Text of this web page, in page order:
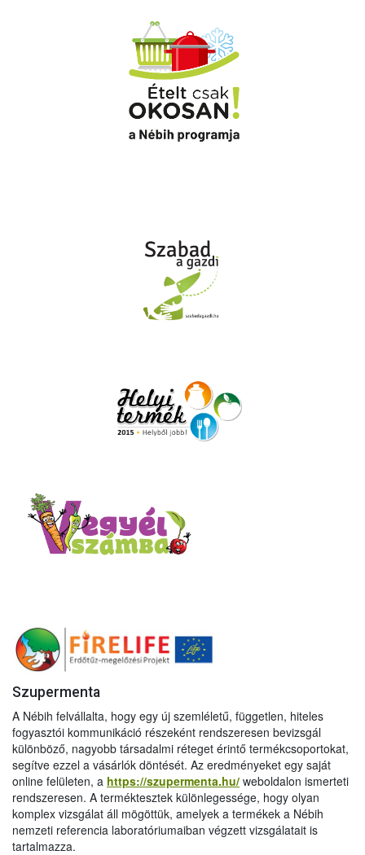
Szupermenta
A Nébih felvállalta, hogy egy új szemléletű, független, hiteles
fogyasztói kommunikáció részeként rendszeresen bevizsgál
különböző, nagyobb társadalmi réteget érintő termékcsoportokat,
segítve ezzel a vásárlók döntését. Az eredményeket egy saját
online felületen, a https://szupermenta.hu/ weboldalon ismerteti
rendszeresen. A terméktesztek különlegessége, hogy olyan
komplex vizsgálat áll mögöttük, amelyek a termékek a Nébih
nemzeti referencia laboratóriumaiban végzett vizsgálatait is
tartalmazza.